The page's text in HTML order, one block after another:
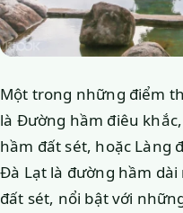
Một trong những điểm
là Đường hầm điêu
hầm đất sét, hoặc Làng
Đà Lạt là đường hầm
đất sét, nổi bật với